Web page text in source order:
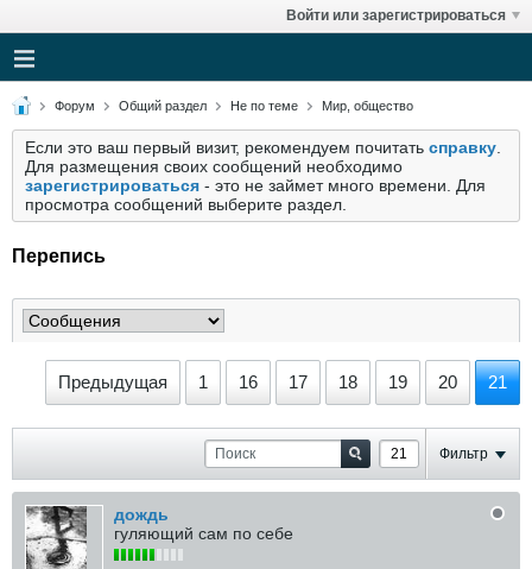
Войти или зарегистрироваться
Форум Общий раздел Не по теме Мир, общество
Если это ваш первый визит, рекомендуем почитать справку
Для размещения своих сообщений необходимо
зарегистрироваться - это не займет много времени. Для
просмотра сообщений выберите раздел.
Перепись
Предыдущая 1 16 17 18 19 20 21
Фильтр
дождь
гуляющий сам по себе